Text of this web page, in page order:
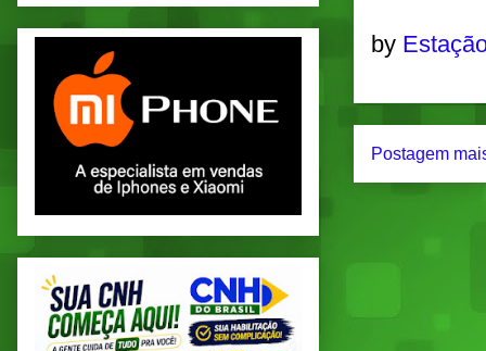
by
Postagem